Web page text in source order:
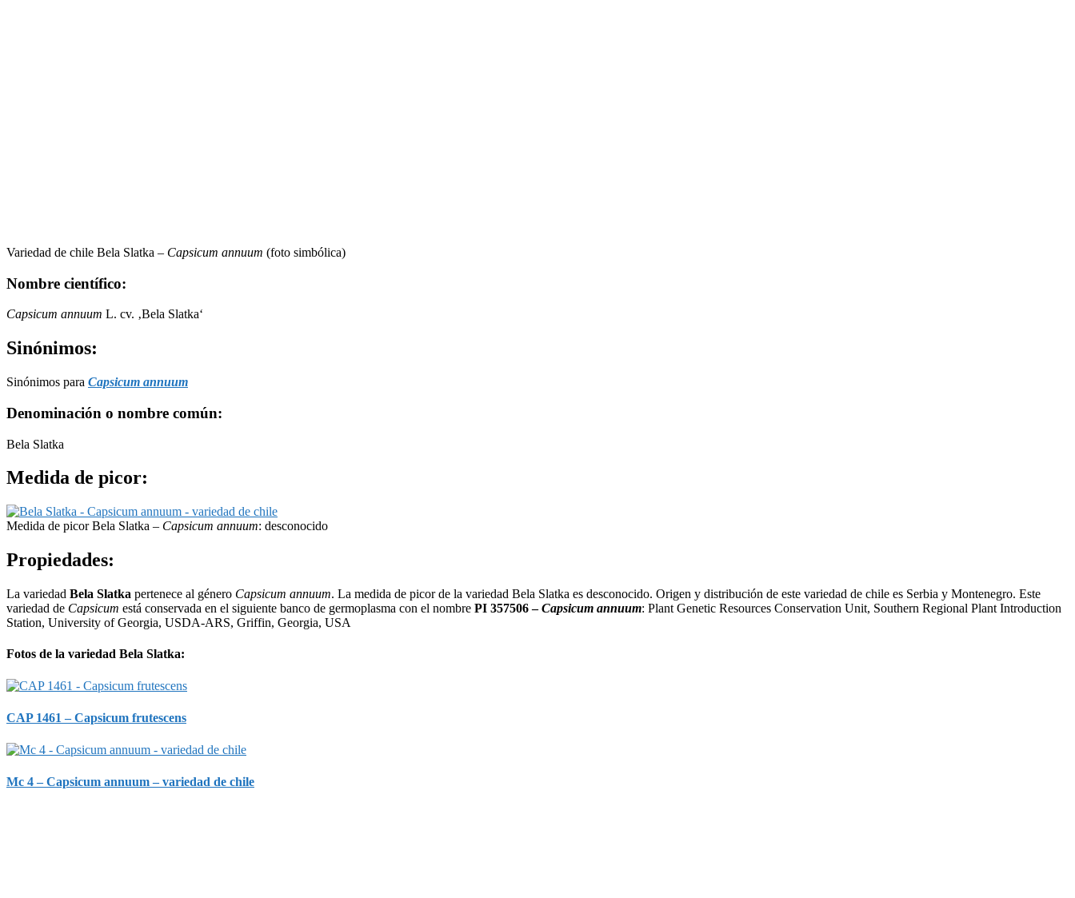
Variedad de chile Bela Slatka – Capsicum annuum (foto simbólica)
Nombre científico:
Capsicum annuum L. cv. ‚Bela Slatka‘
Sinónimos:
Sinónimos para Capsicum annuum
Denominación o nombre común:
Bela Slatka
Medida de picor:
Medida de picor Bela Slatka – Capsicum annuum: desconocido
Propiedades:
La variedad Bela Slatka pertenece al género Capsicum annuum. La medida de picor de la variedad Bela Slatka es desconocido. Origen y distribución de este variedad de chile es Serbia y Montenegro. Este
variedad de Capsicum está conservada en el siguiente banco de germoplasma con el nombre PI 357506 –Capsicum annuum: Plant Genetic Resources Conservation Unit, Southern Regional Plant Introduction
Station, University of Georgia, USDA-ARS, Griffin, Georgia, USA
Fotos de la variedad Bela Slatka:
CAP 1461 – Capsicum frutescens
Mc 4 – Capsicum annuum – variedad de chile